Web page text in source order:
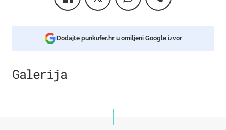
Dodajte punkufer.hr u omiljeni Google izvor
Galerija